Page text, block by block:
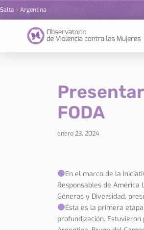
Salta – Argentina
FODA
enero 23, 2024
En el marco de la
Responsables de
Géneros y Diversidad,
Ésta es la primera
profundización.